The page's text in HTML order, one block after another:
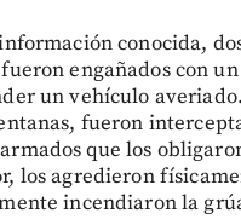
conocida,
engañados con
un vehículo
fueron
que los
los agredieron
incendiaron la